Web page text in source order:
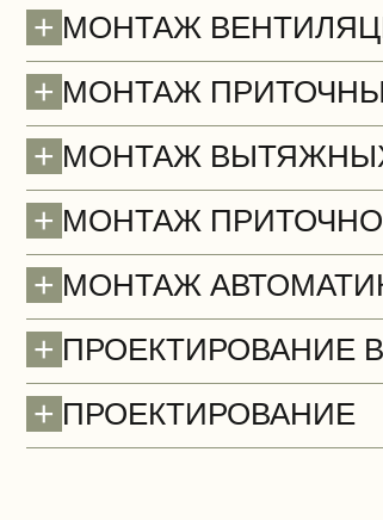
Полы (демонтаж)
+ МОНТАЖ
+ МОНТАЖ
+ МОНТАЖ
+ МОНТАЖ
+ МОНТАЖ
+ ПРОЕКТИРОВАНИЕ
+ ПРОЕКТИРОВАНИЕ